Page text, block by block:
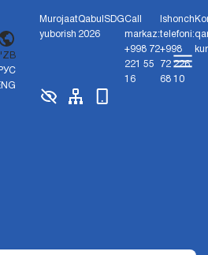
РУС
Murojaat
yuborish
Qabul
2026
SDGCall
markaz:
+998 72
221 55
16
Ishonch
telefoni:
+998
72 226
68 10